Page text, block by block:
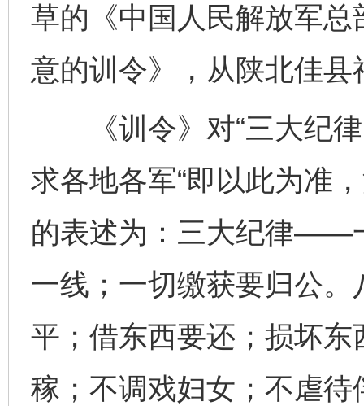
草的《中国人民解放军
意的训令》，从陕北佳
《训令》对“三大纪律
求各地各军“即以此为准
的表述为：三大纪律——
一线；一切缴获要归公
平；借东西要还；损坏
稼；不调戏妇女；不虐待